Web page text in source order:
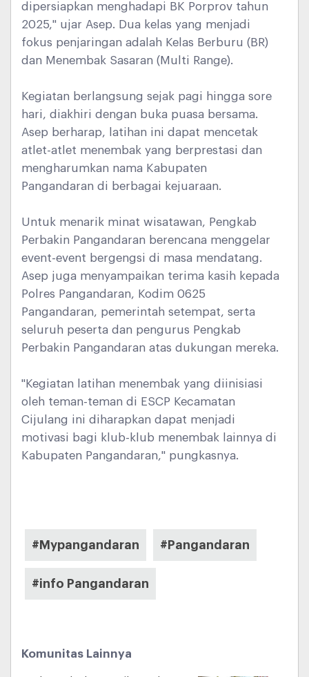
dipersiapkan menghadapi BK Porprov tahun
2025," ujar Asep. Dua kelas yang menjadi
fokus penjaringan adalah Kelas Berburu (BR)
dan Menembak Sasaran (Multi Range).
Kegiatan berlangsung sejak pagi hingga sore
hari, diakhiri dengan buka puasa bersama.
Asep berharap, latihan ini dapat mencetak
atlet-atlet menembak yang berprestasi dan
mengharumkan nama Kabupaten
Pangandaran di berbagai kejuaraan.
Untuk menarik minat wisatawan, Pengkab
Perbakin Pangandaran berencana menggelar
event-event bergengsi di masa mendatang.
Asep juga menyampaikan terima kasih kepada
Polres Pangandaran, Kodim 0625
Pangandaran, pemerintah setempat, serta
seluruh peserta dan pengurus Pengkab
Perbakin Pangandaran atas dukungan mereka.
"Kegiatan latihan menembak yang diinisiasi
oleh teman-teman di ESCP Kecamatan
Cijulang ini diharapkan dapat menjadi
motivasi bagi klub-klub menembak lainnya di
Kabupaten Pangandaran," pungkasnya.
#Mypangandaran #Pangandaran
#info Pangandaran
Komunitas Lainnya